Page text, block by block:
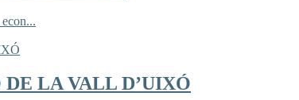
LA VALL D’UIXÓ